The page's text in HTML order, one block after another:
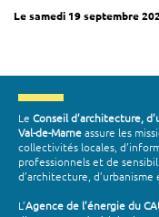
Le samedi 19 septembre
Le Conseil d’architecture,
Val-de-Marneassure les
collectivités locales,
professionnels et de
d’architecture, d’urbanisme
L’Agence de l’énergie du